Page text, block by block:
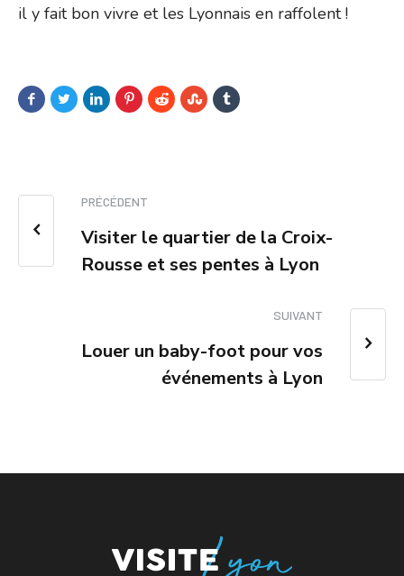
il y fait bon vivre et les Lyonnais en raffolent !
PRÉCÉDENT
Visiter le quartier de la Croix-
Rousse et ses pentes à Lyon
SUIVANT
Louer un baby-foot pour vos
événements à Lyon